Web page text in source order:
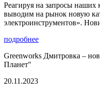
Реагируя на запросы наших
выводим на рынок новую
электроинструментов».
подробнее
Greenworks Дмитровка –
Планет"
20.11.2023